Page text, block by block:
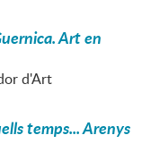
Art en
d'Art
temps... Arenys